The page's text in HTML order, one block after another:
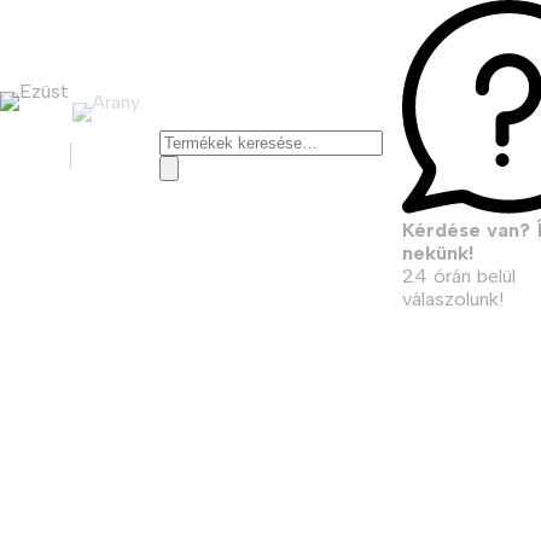
Keresés
a
következőre:
Kérdése van?
nekünk!
24 órán belül
válaszolunk!